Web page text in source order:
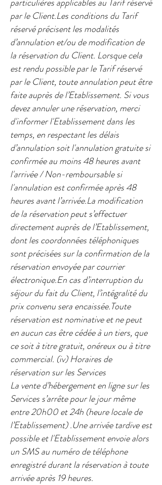
par le Client.Les conditions du Tarif
réservé précisent les modalités
d’annulation et/ou de modification de
la réservation du Client. Lorsque cela
est rendu possible par le Tarif réservé
par le Client, toute annulation peut être
faite auprès de l’Etablissement. Si vous
devez annuler une réservation, merci
d'informer l'Etablissement dans les
temps, en respectant les délais
d’annulation soit l'annulation gratuite si
confirmée au moins 48 heures avant
l'arrivée / Non-remboursable si
l'annulation est confirmée après 48
heures avant l’arrivée.​La modification
de la réservation peut s’effectuer
directement auprès de l’Etablissement,
dont les coordonnées téléphoniques
sont précisées sur la confirmation de la
réservation envoyée par courrier
électronique.En cas d’interruption du
séjour du fait du Client, l’intégralité du
prix convenu sera encaissée.Toute
réservation est nominative et ne peut
en aucun cas être cédée à un tiers, que
ce soit à titre gratuit, onéreux ou à titre
commercial.​​ (iv) Horaires de
réservation sur les Services​
La vente d’hébergement en ligne sur les
Services s’arrête pour le jour même
entre 20h00 et 24h (heure locale de
l’Etablissement) .Une arrivée tardive est
possible et l'Etablissement envoie alors
un SMS au numéro de téléphone
enregistré durant la réservation à toute
arrivée après 19 heures.